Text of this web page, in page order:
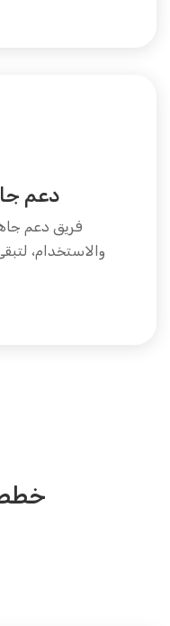
دعم
فريق دعم
والاستخدام،